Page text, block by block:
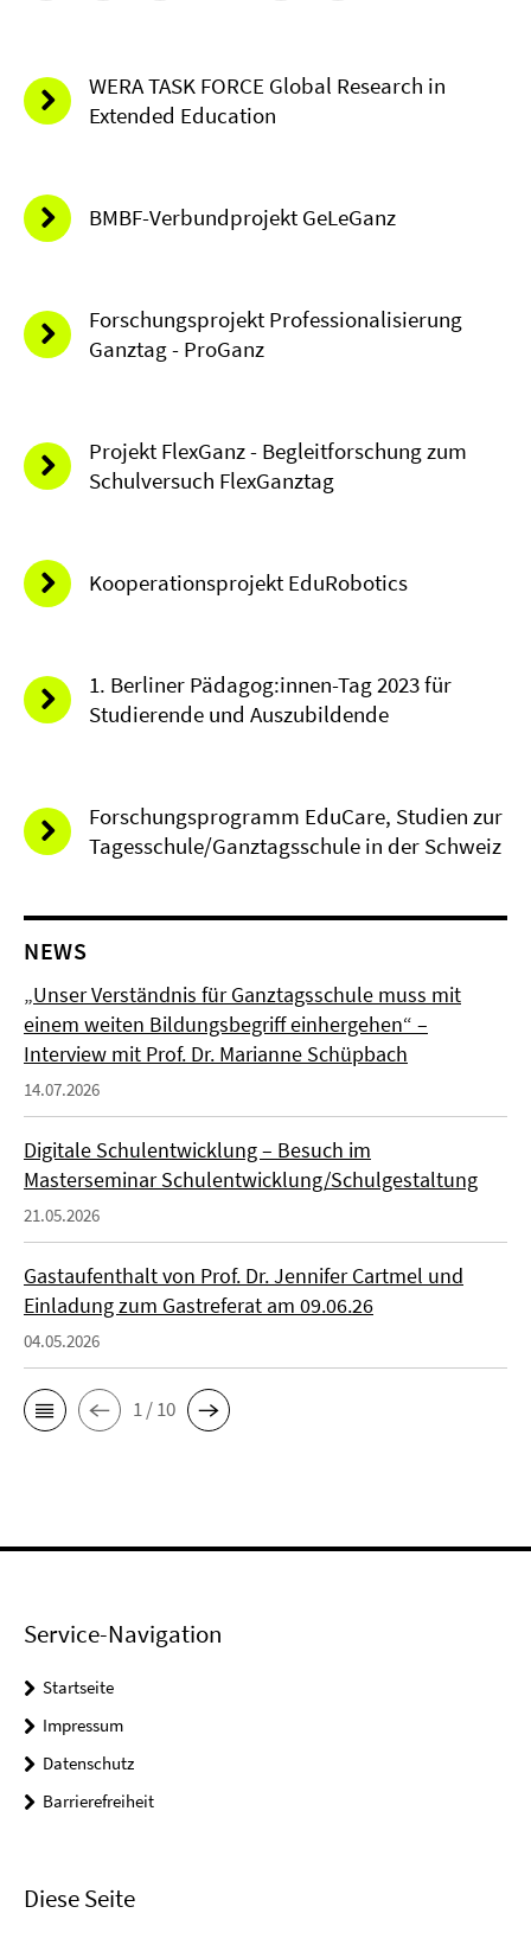
WERA TASK FORCE Global Research in
Extended Education
BMBF-Verbundprojekt GeLeGanz
Forschungsprojekt Professionalisierung
Ganztag - ProGanz
Projekt FlexGanz - Begleitforschung zum
Schulversuch FlexGanztag
Kooperationsprojekt EduRobotics
1. Berliner Pädagog:innen-Tag 2023 für
Studierende und Auszubildende
Forschungsprogramm EduCare, Studien zur
Tagesschule/Ganztagsschule in der Schweiz
NEWS
„Unser Verständnis für Ganztagsschule muss mit
einem weiten Bildungsbegriff einhergehen“ –
Interview mit Prof. Dr. Marianne Schüpbach
14.07.2026
Digitale Schulentwicklung – Besuch im
Masterseminar Schulentwicklung/Schulgestaltung
21.05.2026
Gastaufenthalt von Prof. Dr. Jennifer Cartmel und
Einladung zum Gastreferat am 09.06.26
04.05.2026
1 / 10
Service-Navigation
Startseite
Impressum
Datenschutz
Barrierefreiheit
Diese Seite